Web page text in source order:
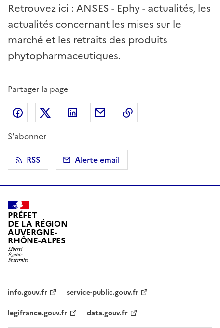
Retrouvez ici : ANSES - Ephy - actualités, les
actualités concernant les mises sur le
marché et les retraits des produits
phytopharmaceutiques.
Partager la page
Partager sur Facebook
Partager sur X (anciennement Twitter)
Partager sur LinkedIn
Partager par email
S'abonner
RSS
Alerte email
PRÉFET
DE LA RÉGION
AUVERGNE-
RHÔNE-ALPES
info.gouv.fr
service-public.gouv.fr
legifrance.gouv.fr
data.gouv.fr